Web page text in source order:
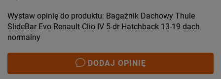
Wystaw opinię do produktu: Bagażnik Dachowy Thule
SlideBar Evo Renault Clio IV 5-dr Hatchback 13-19 dach
normalny
DODAJ OPINIĘ